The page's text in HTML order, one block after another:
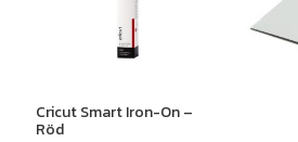
Cricut Smart Iron-On –
Röd